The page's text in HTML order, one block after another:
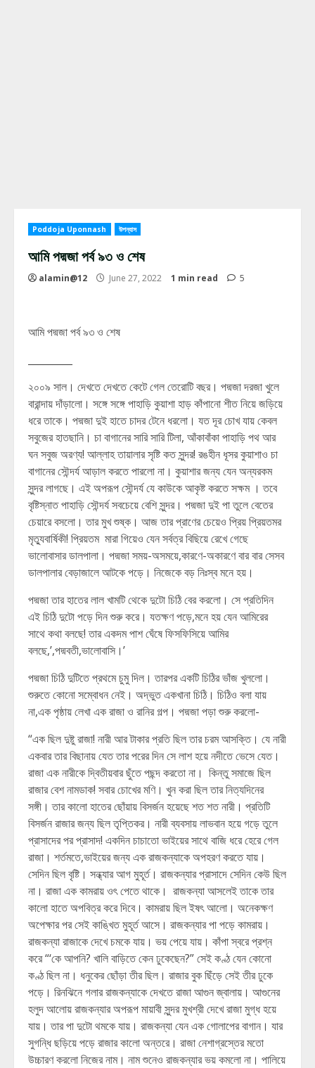
Poddoja Uponnash উপন্যাস
আমি পদ্মজা পর্ব ৯৩ ও শেষ
alamin@12 June 27, 2022 1 min read 5
আমি পদ্মজা পর্ব ৯৩ ও শেষ
২০০৯ সাল। দেখতে দেখতে কেটে গেল তেরোটি বছর। পদ্মজা দরজা খুলে
বারান্দায় দাঁড়ালো। সঙ্গে সঙ্গে পাহাড়ি কুয়াশা হাড় কাঁপানো শীত নিয়ে জড়িয়ে
ধরে তাকে। পদ্মজা দুই হাতে চাদর টেনে ধরলো। যত দূর চোখ যায় কেবল
সবুজের হাতছানি। চা বাগানের সারি সারি টিলা, আঁকাবাঁকা পাহাড়ি পথ আর
ঘন সবুজ অরণ্য! আল্লাহ তায়ালার সৃষ্টি কত সুন্দর! রঙহীন ধূসর কুয়াশাও চা
বাগানের সৌন্দর্য আড়াল করতে পারলো না। কুয়াশার জন্য যেন অন্যরকম
সুন্দর লাগছে। এই অপরূপ সৌন্দর্য যে কাউকে আকৃষ্ট করতে সক্ষম । তবে
বৃষ্টিস্নাত পাহাড়ি সৌন্দর্য সবচেয়ে বেশি সুন্দর। পদ্মজা দুই পা তুলে বেতের
চেয়ারে বসলো। তার মুখ শুষ্ক। আজ তার প্রাণের চেয়েও প্রিয় প্রিয়তমর
মৃত্যুবার্ষিকী! প্রিয়তম মারা গিয়েও যেন সর্বত্র বিছিয়ে রেখে গেছে
ভালোবাসার ডালপালা। পদ্মজা সময়-অসময়ে,কারণে-অকারণে বার বার সেসব
ডালপালার বেড়াজালে আটকে পড়ে। নিজেকে বড় নিঃস্ব মনে হয়।
পদ্মজা তার হাতের লাল খামটি থেকে দুটো চিঠি বের করলো। সে প্রতিদিন
এই চিঠি দুটো পড়ে দিন শুরু করে। যতক্ষণ পড়ে,মনে হয় যেন আমিরের
সাথে কথা বলছে! তার একদম পাশ ঘেঁষে ফিসফিসিয়ে আমির
বলছে,’,পদ্মবতী,ভালোবাসি।’
পদ্মজা চিঠি দুটিতে প্রথমে চুমু দিল। তারপর একটি চিঠির ভাঁজ খুললো।
শুরুতে কোনো সম্বোধন নেই। অদ্ভুত একখানা চিঠি। চিঠিও বলা যায়
না,এক পৃষ্ঠায় লেখা এক রাজা ও রানির গল্প। পদ্মজা পড়া শুরু করলো-
“এক ছিল দুষ্টু রাজা! নারী আর টাকার প্রতি ছিল তার চরম আসক্তি। যে নারী
একবার তার বিছানায় যেত তার পরের দিন সে লাশ হয়ে নদীতে ভেসে যেত।
রাজা এক নারীকে দ্বিতীয়বার ছুঁতে পছন্দ করতো না। কিন্তু সমাজে ছিল
রাজার বেশ নামডাক! সবার চোখের মণি। খুন করা ছিল তার নিত্যদিনের
সঙ্গী। তার কালো হাতের ছোঁয়ায় বিসর্জন হয়েছে শত শত নারী। প্রতিটি
বিসর্জন রাজার জন্য ছিল তৃপ্তিকর। নারী ব্যবসায় লাভবান হয়ে গড়ে তুলে
প্রাসাদের পর প্রাসাদ! একদিন চাচাতো ভাইয়ের সাথে বাজি ধরে হেরে গেল
রাজা। শর্তমতে,ভাইয়ের জন্য এক রাজকন্যাকে অপহরণ করতে যায়।
সেদিন ছিল বৃষ্টি। সন্ধ্যার আগ মুহূর্ত। রাজকন্যার প্রাসাদে সেদিন কেউ ছিল
না। রাজা এক কামরায় ওৎ পেতে থাকে। রাজকন্যা আসলেই তাকে তার
কালো হাতে অপবিত্র করে দিবে। কামরায় ছিল ইষৎ আলো। অনেকক্ষণ
অপেক্ষার পর সেই কাঙ্খিত মুহূর্ত আসে। রাজকন্যার পা পড়ে কামরায়।
রাজকন্যা রাজাকে দেখে চমকে যায়। ভয় পেয়ে যায়। কাঁপা স্বরে প্রশ্ন
করে “‘কে আপনি? খালি বাড়িতে কেন ঢুকেছেন?” সেই কণ্ঠ যেন কোনো
কণ্ঠ ছিল না। ধনুকের ছোঁড়া তীর ছিল। রাজার বুক ছিঁড়ে সেই তীর ঢুকে
পড়ে। রিনঝিনে গলার রাজকন্যাকে দেখতে রাজা আগুন জ্বালায়। আগুনের
হলুদ আলোয় রাজকন্যার অপরূপ মায়াবী সুন্দর মুখশ্রী দেখে রাজা মুগ্ধ হয়ে
যায়। তার পা দুটো থমকে যায়। রাজকন্যা যেন এক গোলাপের বাগান। যার
সুগন্ধি ছড়িয়ে পড়ে রাজার কালো অন্তরে। রাজা নেশাগ্রস্তের মতো
উচ্চারণ করলো নিজের নাম। নাম শুনেও রাজকন্যার ভয় কমলো না। পালিয়ে